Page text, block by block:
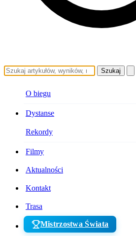
Szukaj
O biegu
Dystanse
Rekordy
Filmy
Aktualności
Kontakt
Trasa
Mistrzostwa Świata